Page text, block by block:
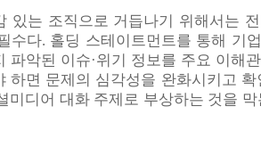
있는 조직으로 거듭나기 위해서는
수다. 홀딩 스테이트먼트를 통해 기
파악된 이슈·위기 정보를 주요 이해
하면 문제의 심각성을 완화시키고
미디어 대화 주제로 부상하는 것을